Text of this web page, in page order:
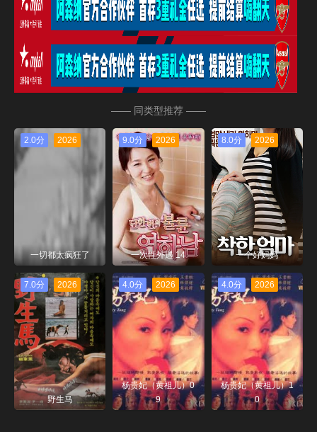
—— 同类型推荐 ——
2.0分 2026
一切都太疯狂了
9.0分 2026
一次性外遇 14
8.0分 2026
一个好妈妈
7.0分 2026
野生马
4.0分 2026
杨贵妃（黄祖儿）0
9
4.0分 2026
杨贵妃（黄祖儿）1
0